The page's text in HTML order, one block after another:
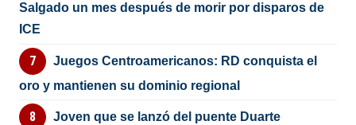
Salgado un mes después de morir por disparos de
ICE
Juegos Centroamericanos: RD conquista el
oro y mantienen su dominio regional
Joven que se lanzó del puente Duarte